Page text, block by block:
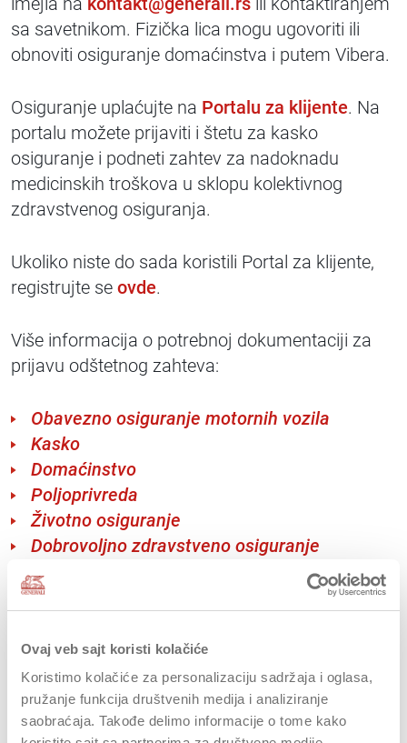
Ovaj veb sajt koristi kolačiće
Koristimo kolačiće za personalizaciju sadržaja i oglasa,
pružanje funkcija društvenih medija i analiziranje
saobraćaja. Takođe delimo informacije o tome kako
sa savetnikom. Fizička lica mogu ugovoriti ili
obnoviti osiguranje domaćinstva i putem Vibera.
Osiguranje uplaćujte na Portalu za klijente. Na
portalu možete prijaviti i štetu za kasko
osiguranje i podneti zahtev za nadoknadu
medicinskih troškova u sklopu kolektivnog
zdravstvenog osiguranja.
Ukoliko niste do sada koristili Portal za klijente,
registrujte se ovde.
Više informacija o potrebnoj dokumentaciji za
prijavu odštetnog zahteva:
Obavezno osiguranje motornih vozila
Kasko
Domaćinstvo
Poljoprivreda
Životno osiguranje
Dobrovoljno zdravstveno osiguranje
Dopunsko zdravstveno osiguranje
Nesrećni slučaj
Opšte preventivne mere za zaštitu od korona
virusa